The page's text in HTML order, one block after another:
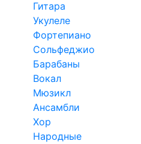
Гитара
Укулеле
Фортепиано
Сольфеджио
Барабаны
Вокал
Мюзикл
Ансамбли
Хор
Народные